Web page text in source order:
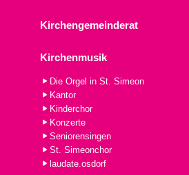
Kirchengemeinderat
Kirchenmusik
Die Orgel in St. Simeon
Kantor
Kinderchor
Konzerte
Seniorensingen
St. Simeonchor
laudate.osdorf